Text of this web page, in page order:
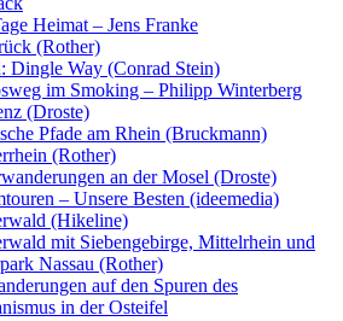
Heimat – Jens Franke
(Rother)
Dingle Way (Conrad Stein)
im Smoking – Philipp Winterberg
(Droste)
Pfade am Rhein (Bruckmann)
(Rother)
an der Mosel (Droste)
– Unsere Besten (ideemedia)
(Hikeline)
mit Siebengebirge, Mittelrhein und
Nassau (Rother)
auf den Spuren des
in der Osteifel